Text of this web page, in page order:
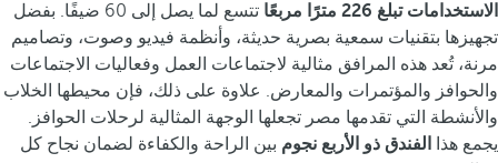
الاستخدامات تبلغ 226 مترًا مربعًا
تتسع لما يصل إلى 60 ضيفًا. بفضل
تجهيزها بتقنيات سمعية بصرية حديثة، وأنظمة فيديو وصوت، وتصاميم
مرنة، تُعد هذه المرافق مثالية لاجتماعات العمل وفعاليات الاجتماعات
والحوافز والمؤتمرات والمعارض. علاوة على ذلك، فإن محيطها الخلاب
والأنشطة التي تقدمها مصر تجعلها الوجهة المثالية لرحلات الحوافز.
يجمع هذا
الفندق ذو الأربع نجوم بين الراحة والكفاءة لضمان نجاح كل